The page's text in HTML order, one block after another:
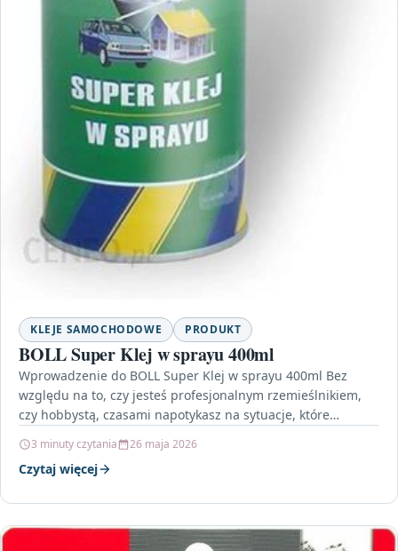
KLEJE SAMOCHODOWE PRODUKT
BOLL Super Klej w sprayu 400ml
Wprowadzenie do BOLL Super Klej w sprayu 400ml Bez
względu na to, czy jesteś profesjonalnym rzemieślnikiem,
czy hobbystą, czasami napotykasz na sytuacje, które
3 minuty czytania 26 maja 2026
Czytaj więcej